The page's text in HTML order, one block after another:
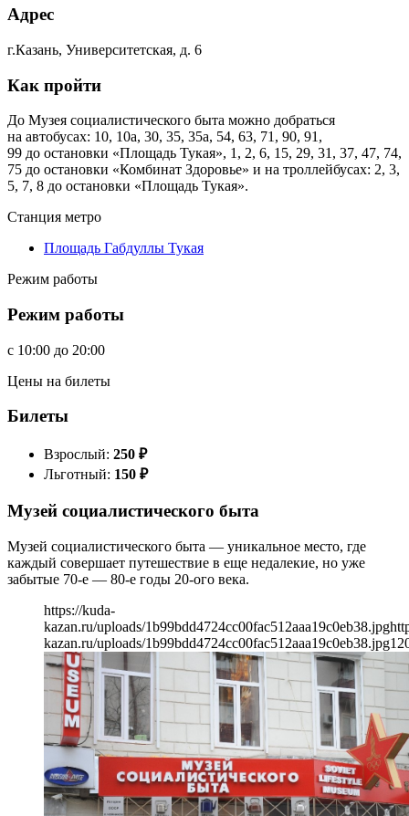
Адрес
г.Казань, Университетская, д. 6
Как пройти
До Музея социалистического быта можно добраться
на автобусах: 10, 10а, 30, 35, 35а, 54, 63, 71, 90, 91,
99 до остановки «Площадь Тукая», 1, 2, 6, 15, 29, 31, 37, 47, 74,
75 до остановки «Комбинат Здоровье» и на троллейбусах: 2, 3,
5, 7, 8 до остановки «Площадь Тукая».
Станция метро
Площадь Габдуллы Тукая
Режим работы
Режим работы
c 10:00 до 20:00
Цены на билеты
Билеты
Взрослый: 250 ₽
Льготный: 150 ₽
Музей социалистического быта
Музей социалистического быта — уникальное место, где
каждый совершает путешествие в еще недалекие, но уже
забытые 70-е — 80-е годы 20-ого века.
https://kuda-
kazan.ru/uploads/1b99bdd4724cc00fac512aaa19c0eb38.jpg
kazan.ru/uploads/1b99bdd4724cc00fac512aaa19c0eb38.jpg